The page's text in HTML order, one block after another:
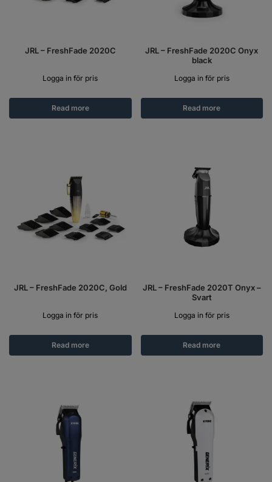
JRL – FreshFade 2020C
Logga in för pris
Read more
JRL – FreshFade 2020C Onyx
black
Logga in för pris
Read more
JRL – FreshFade 2020C, Gold
Logga in för pris
Read more
JRL – FreshFade 2020T Onyx –
Svart
Logga in för pris
Read more